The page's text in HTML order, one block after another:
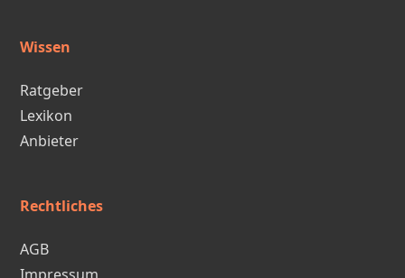
Wissen
Ratgeber
Lexikon
Anbieter
Rechtliches
AGB